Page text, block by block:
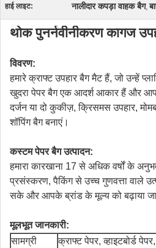
हाई लाइट: नालीदार कपड़ा वाहक बैग,
थोक पुनर्नवीनीकरण कागज
विवरण:
हमारे क्राफ्ट उपहार बैग मैट हैं, जो उन्हें
खुदरा पेपर बैग एक आदर्श आकार हैं और
दर्जन या दो कुकीज़, क्रिसमस उपहार,
शॉपिंग बैग बनाएं।
कस्टम पेपर बैग उत्पादन:
हमारा कारखाना 17 से अधिक वर्षों के
प्रसंस्करण, पैकिंग से उच्च गुणवत्ता वाले
सके और आपके ब्रांड के मूल्य को बढ़ाया
मूलभूत जानकारी:
सामग्री
क्राफ्ट पेपर, व्हाइटबोर्ड